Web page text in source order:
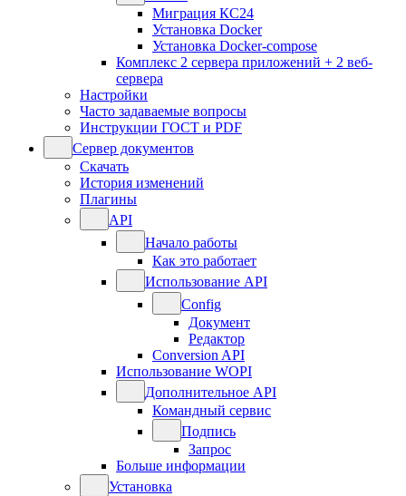
Миграция КС24
Установка Docker
Установка Docker-compose
Комплекс 2 сервера приложений + 2 веб-
сервера
Настройки
Часто задаваемые вопросы
Инструкции ГОСТ и PDF
Сервер документов
Скачать
История изменений
Плагины
API
Начало работы
Как это работает
Использование API
Config
Документ
Редактор
Conversion API
Использование WOPI
Дополнительное API
Командный сервис
Подпись
Запрос
Больше информации
Установка